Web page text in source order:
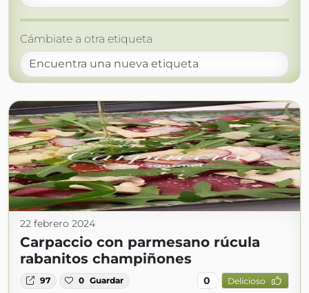
Cámbiate a otra etiqueta
22 febrero 2024
Carpaccio con parmesano rúcula
rabanitos champiñones
97 0 Guardar 0 Delicioso